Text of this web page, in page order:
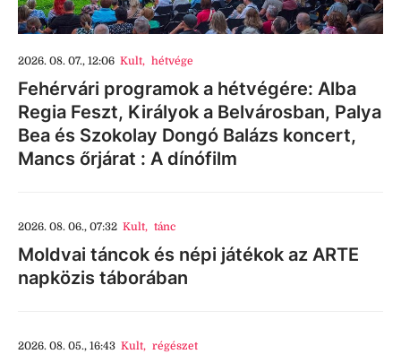
2026. 08. 07., 12:06 Kult, hétvége
Fehérvári programok a hétvégére: Alba
Regia Feszt, Királyok a Belvárosban, Palya
Bea és Szokolay Dongó Balázs koncert,
Mancs őrjárat : A dínófilm
2026. 08. 06., 07:32 Kult, tánc
Moldvai táncok és népi játékok az ARTE
napközis táborában
2026. 08. 05., 16:43 Kult, régészet